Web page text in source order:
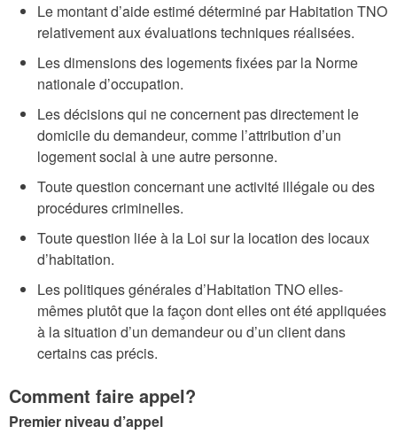
Le montant d’aide estimé déterminé par Habitation TNO
relativement aux évaluations techniques réalisées.
Les dimensions des logements fixées par la Norme
nationale d’occupation.
Les décisions qui ne concernent pas directement le
domicile du demandeur, comme l’attribution d’un
logement social à une autre personne.
Toute question concernant une activité illégale ou des
procédures criminelles.
Toute question liée à la Loi sur la location des locaux
d’habitation.
Les politiques générales d’Habitation TNO elles-
mêmes plutôt que la façon dont elles ont été appliquées
à la situation d’un demandeur ou d’un client dans
certains cas précis.
Comment faire appel?
Premier niveau d’appel